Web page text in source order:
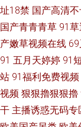
址18禁 国产高清
国产青青青草 91
产嫩草视频在线 69
91 五月天婷婷 91
站 91福利免费视频
视频 狠狠擼狠狠擼
干 主播诱惑无码专